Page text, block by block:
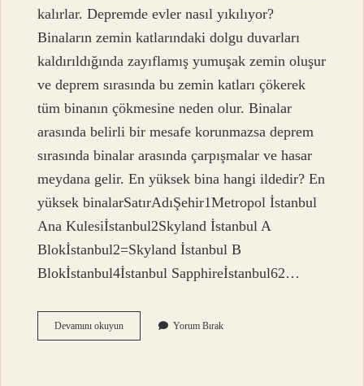
kalırlar. Depremde evler nasıl yıkılıyor?
Binaların zemin katlarındaki dolgu duvarları
kaldırıldığında zayıflamış yumuşak zemin oluşur
ve deprem sırasında bu zemin katları çökerek
tüm binanın çökmesine neden olur. Binalar
arasında belirli bir mesafe korunmazsa deprem
sırasında binalar arasında çarpışmalar ve hasar
meydana gelir. En yüksek bina hangi ildedir? En
yüksek binalarSatırAdıŞehir1Metropol İstanbul
Ana Kulesiİstanbul2Skyland İstanbul A
Blokİstanbul2=Skyland İstanbul B
Blokİstanbul4İstanbul Sapphireİstanbul62…
Devamını okuyunYüksek
Bina
Yorum Bırak